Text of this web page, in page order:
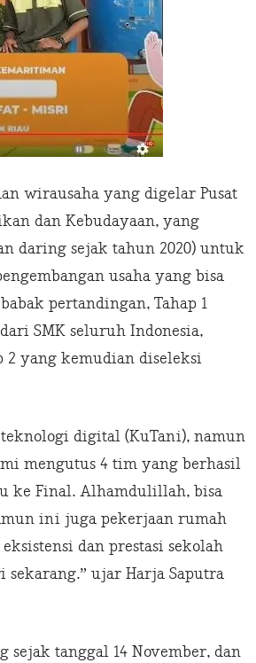
wirausaha yang digelar Pusat
dan Kebudayaan, yang
daring sejak tahun 2020) untuk
usaha yang bisa
pertandingan, Tahap 1
SMK seluruh Indonesia,
2 yang kemudian diseleksi
digital (KuTani), namun
mengutus 4 tim yang berhasil
ke Final. Alhamdulillah, bisa
ini juga pekerjaan rumah
dan prestasi sekolah
sekarang.” ujar Harja Saputra
sejak tanggal 14 November, dan